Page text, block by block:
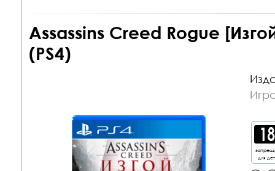
Assassins Creed Rogue
(PS4)
для